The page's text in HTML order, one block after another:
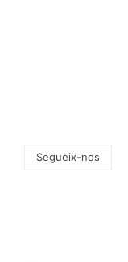
Segueix-nos